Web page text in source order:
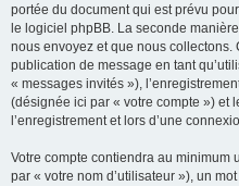
portée du document qui est prévu
le logiciel phpBB. La seconde
nous envoyez et que nous collectons.
publication de message en tant
« messages invités »),
(désignée ici par « votre compte ») et
l’enregistrement et lors d’une
Votre compte contiendra au
par « votre nom d’utilisateur »), un